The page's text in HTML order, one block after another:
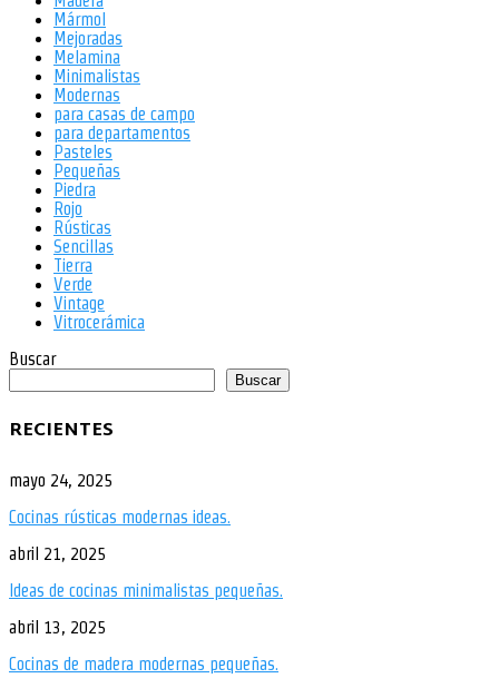
Mármol
Mejoradas
Melamina
Minimalistas
Modernas
para casas de campo
para departamentos
Pasteles
Pequeñas
Piedra
Rojo
Rústicas
Sencillas
Tierra
Verde
Vintage
Vitrocerámica
Buscar
Buscar
RECIENTES
mayo 24, 2025
Cocinas rústicas modernas ideas.
abril 21, 2025
Ideas de cocinas minimalistas pequeñas.
abril 13, 2025
Cocinas de madera modernas pequeñas.